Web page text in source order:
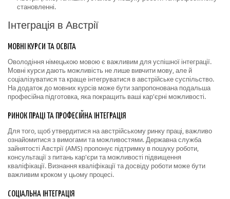
становленні.
Інтеграція в Австрії
МОВНІ КУРСИ ТА ОСВІТА
Оволодіння німецькою мовою є важливим для успішної інтеграції.
Мовні курси дають можливість не лише вивчити мову, але й
соціалізуватися та краще інтегруватися в австрійське суспільство.
На додаток до мовних курсів може бути запропонована подальша
професійна підготовка, яка покращить ваші кар'єрні можливості.
РИНОК ПРАЦІ ТА ПРОФЕСІЙНА ІНТЕГРАЦІЯ
Для того, щоб утвердитися на австрійському ринку праці, важливо
ознайомитися з вимогами та можливостями. Державна служба
зайнятості Австрії (AMS) пропонує підтримку в пошуку роботи,
консультації з питань кар'єри та можливості підвищення
кваліфікації. Визнання кваліфікації та досвіду роботи може бути
важливим кроком у цьому процесі.
СОЦІАЛЬНА ІНТЕГРАЦІЯ